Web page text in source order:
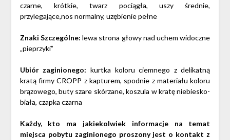
czarne, krótkie, twarz pociągła, uszy średnie,
przylegające,nos normalny, uzębienie pełne
Znaki Szczególne:lewa strona głowy nad uchem widoczne
„pieprzyki”
Ubiór zaginionego: kurtka koloru ciemnego z delikatną
kratą firmy CROPP z kapturem, spodnie z materiału koloru
brązowego, buty szare skórzane, koszula w kratę niebiesko-
biała, czapka czarna
Każdy, kto ma jakiekolwiek informacje na temat
miejsca pobytu zaginionego proszony jest o kontakt z